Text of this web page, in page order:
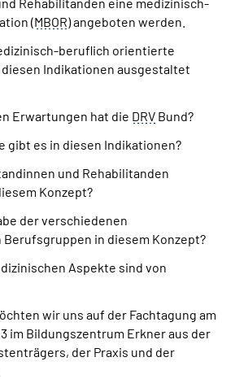
(MBOR) angeboten werden.
beruflich orientierte
Indikationen ausgestaltet
Erwartungen hat die DRV Bund?
gibt es in diesen Indikationen?
und Rehabilitanden
Konzept?
der verschiedenen
in diesem Konzept?
Aspekte sind von
wir uns auf der Fachtagung am
im Bildungszentrum Erkner aus der
der Praxis und der